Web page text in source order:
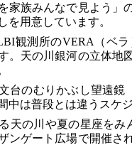
家族みんなで見よう」
を用意しています。
観測所のVERA（ベ
。天の川銀河の立体地
台のむりかぶし望遠鏡
中は普段とは違うスケ
天の川や夏の星座を
ンゲート広場で開催